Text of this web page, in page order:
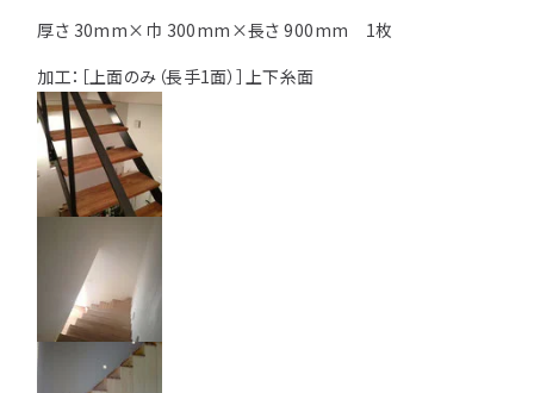
厚さ 30mm×巾 300mm×長さ 900mm 1枚
加工：［上面のみ（長手1面）］ 上下糸面